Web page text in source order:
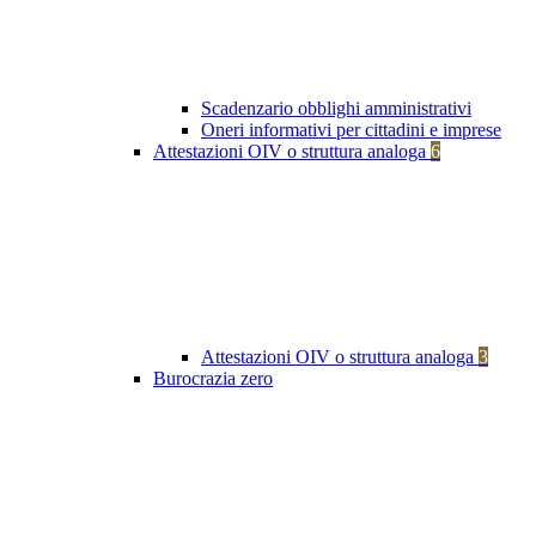
Scadenzario obblighi amministrativi
Oneri informativi per cittadini e imprese
Attestazioni OIV o struttura analoga 6
Attestazioni OIV o struttura analoga 3
Burocrazia zero